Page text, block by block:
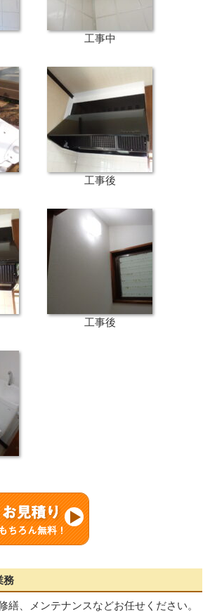
工事中
工事後
工事後
務
繕、メンテナンスなどお任せください。